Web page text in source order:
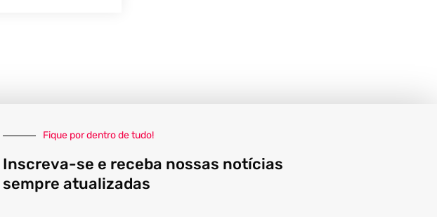
Fique por dentro de tudo!
Inscreva-se e receba nossas notícias
sempre atualizadas